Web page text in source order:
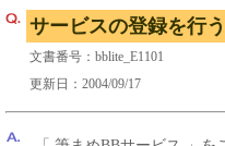
サービスの登録を行
文書番号：bblite_E1101
更新日：2004/09/17